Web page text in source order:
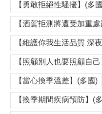
【勇敢拒絕性騷擾】(多
【酒駕拒測將遭受加重
【維護你我生活品質 深
【照顧別人也要照顧自
【當心換季溫差】(多國)
【換季期間疾病預防】(